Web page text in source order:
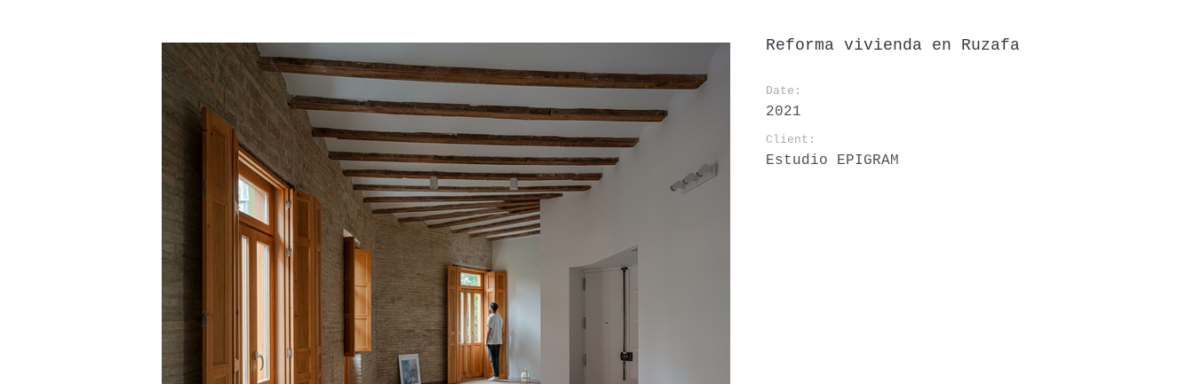
Reforma vivienda en Ruzafa
Date:
2021
Client:
Estudio EPIGRAM